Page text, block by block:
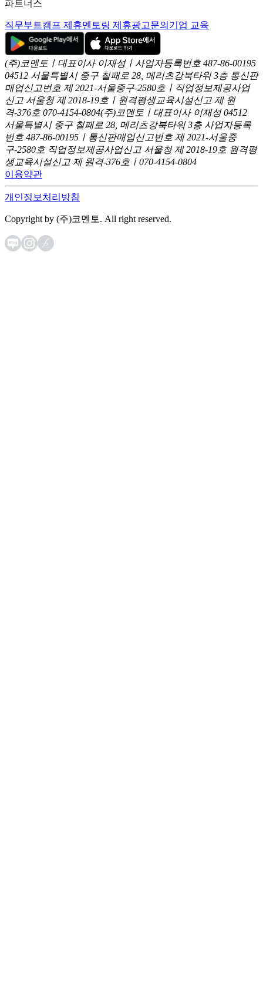
파트너스
직무부트캠프 제휴멘토링 제휴광고문의 기업 교육
(주)코멘토ㅣ대표이사 이재성ㅣ사업자등록번호 487-86-00195
04512 서울특별시 중구 칠패로 28, 메리츠강북타워 3층 통신판
매업신고번호 제 2021-서울중구-2580호ㅣ직업정보제공사업
신고 서울청 제 2018-19호ㅣ원격평생교육시설신고 제 원
격-376호 070-4154-0804(주)코멘토ㅣ대표이사 이재성 04512
서울특별시 중구 칠패로 28, 메리츠강북타워 3층 사업자등록
번호 487-86-00195ㅣ통신판매업신고번호 제 2021-서울중
구-2580호 직업정보제공사업신고 서울청 제 2018-19호 원격평
생교육시설신고 제 원격-376호ㅣ070-4154-0804
이용약관
개인정보처리방침
Copyright by (주)코멘토. All right reserved.